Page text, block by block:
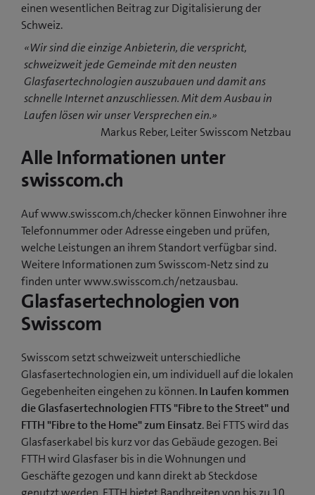
einen wesentlichen Beitrag zur Digitalisierung der
Schweiz.
«Wir sind die einzige Anbieterin, die verspricht,
schweizweit jede Gemeinde mit den neusten
Glasfasertechnologien auszubauen und damit ans
schnelle Internet anzuschliessen. Mit dem Ausbau in
Laufen lösen wir unser Versprechen ein.»
Markus Reber, Leiter Swisscom Netzbau
Alle Informationen unter
swisscom.ch
Auf www.swisscom.ch/checker können Einwohner ihre
Telefonnummer oder Adresse eingeben und prüfen,
welche Leistungen an ihrem Standort verfügbar sind.
Weitere Informationen zum Swisscom-Netz sind zu
finden unter www.swisscom.ch/netzausbau.
Glasfasertechnologien von
Swisscom
Swisscom setzt schweizweit unterschiedliche
Glasfasertechnologien ein, um individuell auf die lokalen
Gegebenheiten eingehen zu können.In Laufen kommen
die Glasfasertechnologien FTTS "Fibre to the Street" und
FTTH "Fibre to the Home" zum Einsatz. Bei FTTS wird das
Glasfaserkabel bis kurz vor das Gebäude gezogen. Bei
FTTH wird Glasfaser bis in die Wohnungen und
Geschäfte gezogen und kann direkt ab Steckdose